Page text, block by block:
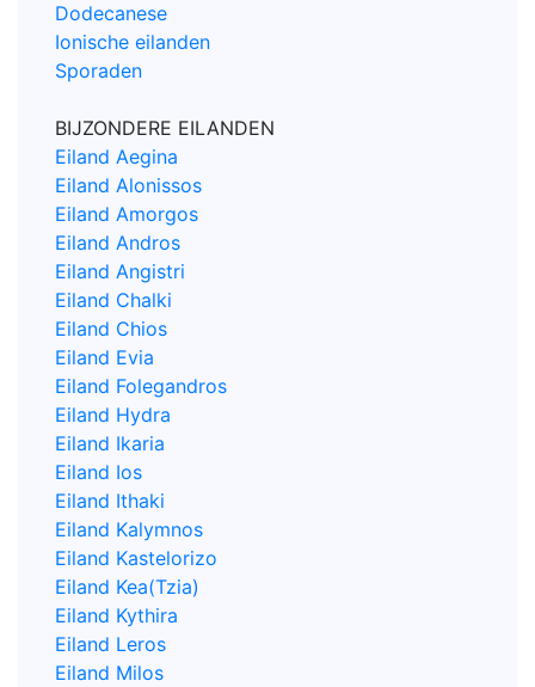
Dodecanese
Ionische eilanden
Sporaden
BIJZONDERE EILANDEN
Eiland Aegina
Eiland Alonissos
Eiland Amorgos
Eiland Andros
Eiland Angistri
Eiland Chalki
Eiland Chios
Eiland Evia
Eiland Folegandros
Eiland Hydra
Eiland Ikaria
Eiland Ios
Eiland Ithaki
Eiland Kalymnos
Eiland Kastelorizo
Eiland Kea(Tzia)
Eiland Kythira
Eiland Leros
Eiland Milos